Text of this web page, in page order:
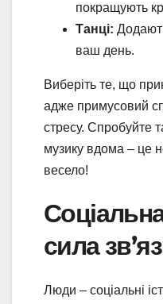
покращують
Танці:
ваш день.
Виберіть те, що
адже примусовий
стресу. Спробуйте
музику вдома – це
весело!
сила
Люди – соціальні